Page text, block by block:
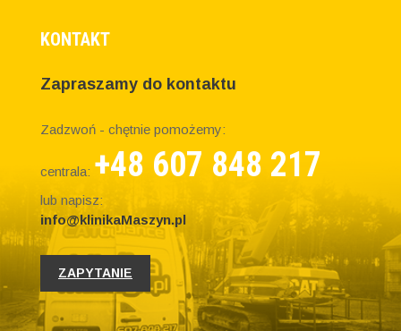
KONTAKT
Zapraszamy do kontaktu
Zadzwoń - chętnie pomożemy:
centrala: +48 607 848 217
lub napisz:
info@klinikaMaszyn.pl
ZAPYTANIE